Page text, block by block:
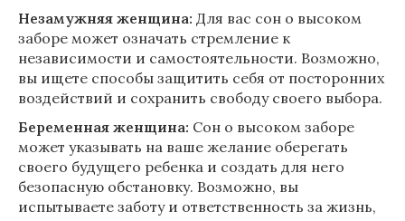
Незамужняя женщина: Для вас сон о высоком
заборе может означать стремление к
независимости и самостоятельности. Возможно,
вы ищете способы защитить себя от посторонних
воздействий и сохранить свободу своего выбора.
Беременная женщина: Сон о высоком заборе
может указывать на ваше желание оберегать
своего будущего ребенка и создать для него
безопасную обстановку. Возможно, вы
испытываете заботу и ответственность за жизнь,